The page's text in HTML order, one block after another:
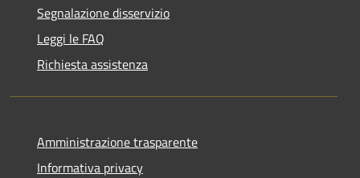
Segnalazione disservizio
Leggi le FAQ
Richiesta assistenza
Amministrazione trasparente
Informativa privacy